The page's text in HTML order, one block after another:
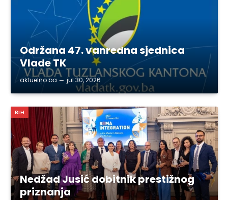
Održana 47. vanredna sjednica
Vlade TK
aktuelno.ba jul 30, 2026
BIH
Nedžad Jusić dobitnik prestižnog
priznanja